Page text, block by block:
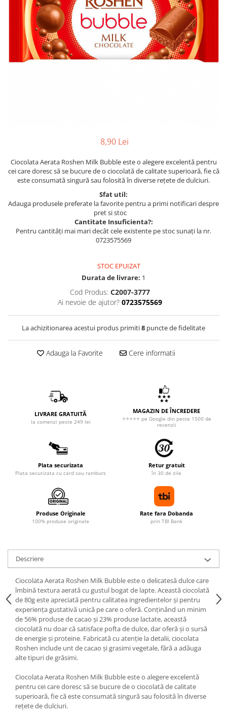
8,90 Lei
Ciocolata Aerata Roshen Milk Bubble este o alegere excelentă pentru
cei care doresc să se bucure de o ciocolată de calitate superioară, fie că
este consumată singură sau folosită în diverse rețete de dulciuri.
Sfat util:
Adauga produsele preferate la favorite pentru a primi notificari despre
pret si stoc
Cantitate Insuficienta?:
Pentru cantități mai mari decât cele existente pe stoc sunați la nr.
0723575569
STOC EPUIZAT
Durata de livrare: 1
Cod Produs: C2007-3777
Ai nevoie de ajutor? 0723575569
La achizitionarea acestui produs primiti8 puncte de fidelitate
Adauga la Favorite Cere informatii
LIVRARE GRATUITĂ
la comenzi peste 249 lei
MAGAZIN DE ÎNCREDERE
⭐⭐⭐⭐⭐ pe Google din peste 1500 de
recenzii
Plata securizata
Plata securizata cu card sau ramburs
Retur gratuit
în 30 de zile
Produse Originale
100% produse originale
Rate fara Dobanda
prin TBI Bank
Descriere
Ciocolata Aerata Roshen Milk Bubble este o delicatesă dulce care
îmbină textura aerată cu gustul bogat de lapte. Această ciocolată
de 80g este apreciată pentru calitatea ingredientelor și pentru
experiența gustativă unică pe care o oferă. Conținând un minim
de 56% produse de cacao și 23% produse lactate, această
ciocolată nu doar că satisface pofta de dulce, dar oferă și o sursă
de energie și proteine. Fabricată cu atenție la detalii, ciocolata
Roshen include unt de cacao și grasimi vegetale, fără a adăuga
alte tipuri de grăsimi.
Ciocolata Aerata Roshen Milk Bubble este o alegere excelentă
pentru cei care doresc să se bucure de o ciocolată de calitate
superioară, fie că este consumată singură sau folosită în diverse
rețete de dulciuri.